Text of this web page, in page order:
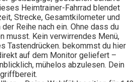
Heimtrainer-Fahrrad blendet
Strecke, Gesamtkilometer und
der Reihe nach ein. Ohne dass du
musst. Kein verwirrendes Menü,
Tastendrücken. bekommst du hier
auf dem Monitor geliefert –
mühelos abzulesen. Dein